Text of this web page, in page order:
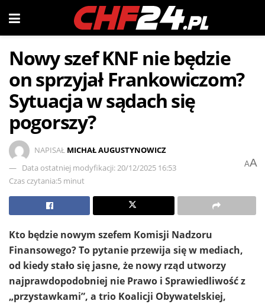
Nowy szef KNF nie będzie
on sprzyjał Frankowiczom?
Sytuacja w sądach się
pogorszy?
NAPISAŁ MICHAŁ AUGUSTYNOWICZ
Data ostatniej modyfikacji: 20/12/2025 16:53
Czas czytania:5 minut
AA
Kto będzie nowym szefem Komisji Nadzoru
Finansowego? To pytanie przewija się w mediach,
od kiedy stało się jasne, że nowy rząd utworzy
najprawdopodobniej nie Prawo i Sprawiedliwość z
„przystawkami”, a trio Koalicji Obywatelskiej,